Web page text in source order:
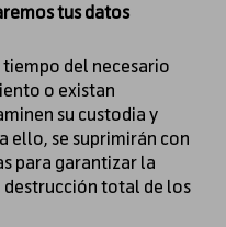
tus datos
del necesario
o existan
su custodia y
ello, se suprimirán con
para garantizar la
total de los